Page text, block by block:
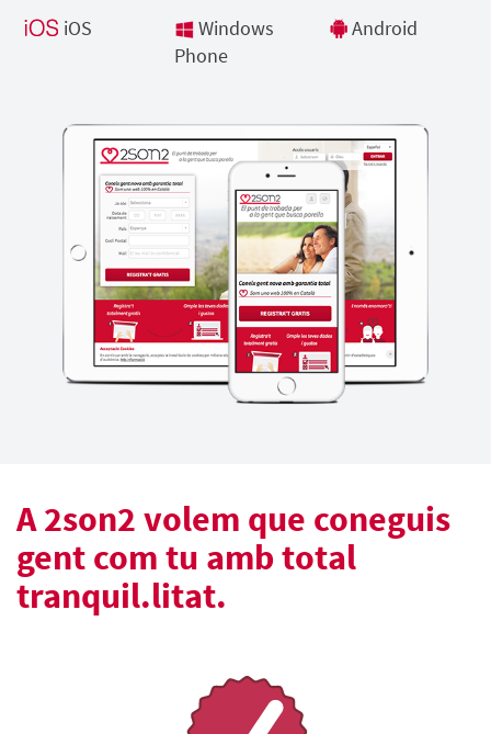
iOS
Windows
Phone
Android
A 2son2 volem que coneguis
gent com tu amb total
tranquil.litat.